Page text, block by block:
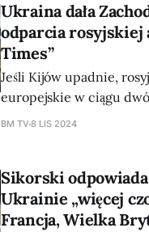
Ukraina dała
odparcia rosyjskiej
Times”
Jeśli Kijów upadnie,
europejskie w ciągu
łamach „The Times”
BM TV8 LIS 2024
Sikorski odpowiada
Ukrainie „więcej
Francja, Wielka